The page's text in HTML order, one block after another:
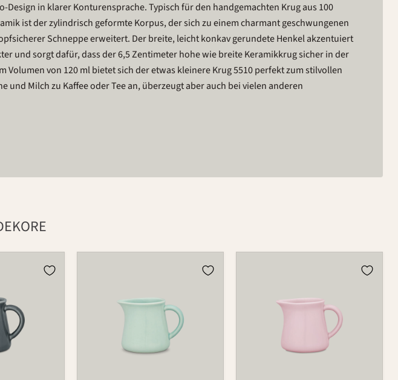
Design in klarer Konturensprache. Typisch für den handgemachten Krug aus 100
ist der zylindrisch geformte Korpus, der sich zu einem charmant geschwungenen
Schneppe erweitert. Der breite, leicht konkav gerundete Henkel akzentuiert
und sorgt dafür, dass der 6,5 Zentimeter hohe wie breite Keramikkrug sicher in der
Volumen von 120 ml bietet sich der etwas kleinere Krug 5510 perfekt zum stilvollen
und Milch zu Kaffee oder Tee an, überzeugt aber auch bei vielen anderen